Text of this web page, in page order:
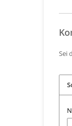
Sei